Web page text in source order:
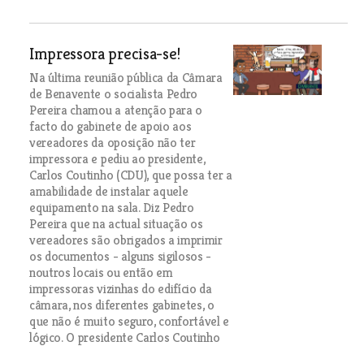
Impressora precisa-se!
Na última reunião pública da Câmara
de Benavente o socialista Pedro
Pereira chamou a atenção para o
facto do gabinete de apoio aos
vereadores da oposição não ter
impressora e pediu ao presidente,
Carlos Coutinho (CDU), que possa ter a
amabilidade de instalar aquele
equipamento na sala. Diz Pedro
Pereira que na actual situação os
vereadores são obrigados a imprimir
os documentos - alguns sigilosos -
noutros locais ou então em
impressoras vizinhas do edifício da
câmara, nos diferentes gabinetes, o
que não é muito seguro, confortável e
lógico. O presidente Carlos Coutinho